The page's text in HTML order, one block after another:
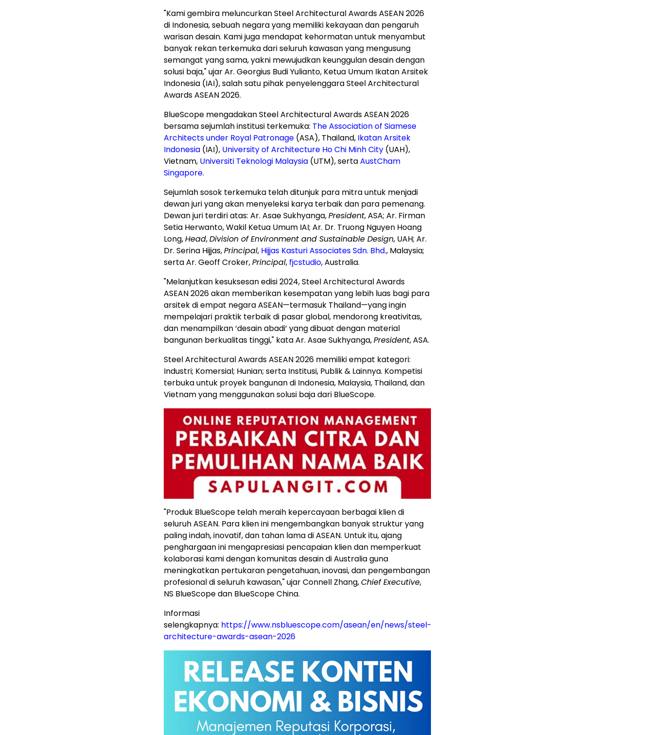
"Kami gembira meluncurkan Steel Architectural Awards ASEAN 2026
di Indonesia, sebuah negara yang memiliki kekayaan dan pengaruh
warisan desain. Kami juga mendapat kehormatan untuk menyambut
banyak rekan terkemuka dari seluruh kawasan yang mengusung
semangat yang sama, yakni mewujudkan keunggulan desain dengan
solusi baja," ujar Ar. Georgius Budi Yulianto, Ketua Umum Ikatan Arsitek
Indonesia (IAI), salah satu pihak penyelenggara Steel Architectural
Awards ASEAN 2026.
BlueScope mengadakan Steel Architectural Awards ASEAN 2026
bersama sejumlah institusi terkemuka: The Association of Siamese
Architects under Royal Patronage (ASA), Thailand, Ikatan Arsitek
Indonesia (IAI), University of Architecture Ho Chi Minh City (UAH),
Vietnam, Universiti Teknologi Malaysia (UTM), sertaAustCham
Singapore.
Sejumlah sosok terkemuka telah ditunjuk para mitra untuk menjadi
dewan juri yang akan menyeleksi karya terbaik dan para pemenang.
Dewan juri terdiri atas: Ar. Asae Sukhyanga,President, ASA; Ar. Firman
Setia Herwanto, Wakil Ketua Umum IAI; Ar. Dr. Truong Nguyen Hoang
Long,Head,Division of Environment and Sustainable Design, UAH; Ar.
Dr. Serina Hijjas,Principal, Hijjas Kasturi Associates Sdn. Bhd., Malaysia;
serta Ar. Geoff Croker,Principal, fjcstudio,Australia.
"Melanjutkan kesuksesan edisi 2024, Steel Architectural Awards
ASEAN 2026 akan memberikan kesempatan yang lebih luas bagi para
arsitek di empat negara ASEAN—termasuk Thailand—yang ingin
mempelajari praktik terbaik di pasar global, mendorong kreativitas,
dan menampilkan ‘desain abadi’ yang dibuat dengan material
bangunan berkualitas tinggi," kata Ar. Asae Sukhyanga,President, ASA.
Steel Architectural Awards ASEAN 2026 memiliki empat kategori:
Industri; Komersial; Hunian; serta Institusi, Publik & Lainnya. Kompetisi
terbuka untuk proyek bangunan di Indonesia, Malaysia, Thailand, dan
Vietnamyang menggunakan solusi baja dari BlueScope.
"Produk BlueScope telah meraih kepercayaan berbagai klien di
seluruh ASEAN. Para klien ini mengembangkan banyak struktur yang
paling indah, inovatif, dan tahan lama di ASEAN. Untuk itu, ajang
penghargaan ini mengapresiasi pencapaian klien dan memperkuat
kolaborasi kami dengan komunitas desain diAustraliaguna
meningkatkan pertukaran pengetahuan, inovasi, dan pengembangan
profesional di seluruh kawasan," ujarConnell Zhang,Chief Executive,
NS BlueScope dan BlueScope China.
Informasi
selengkapnya: https://www.nsbluescope.com/asean/en/news/steel-
architecture-awards-asean-2026